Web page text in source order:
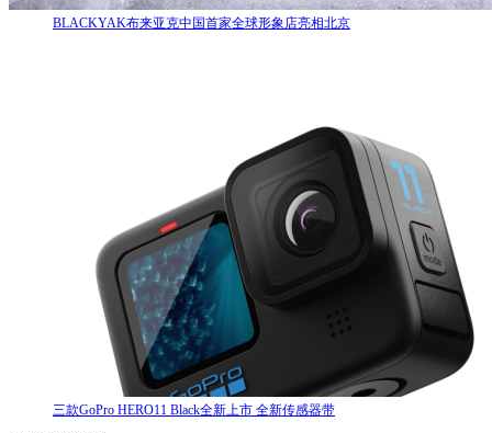
BLACKYAK布来亚克中国首家全球形象店亮相北京
三款GoPro HERO11 Black全新上市 全新传感器带